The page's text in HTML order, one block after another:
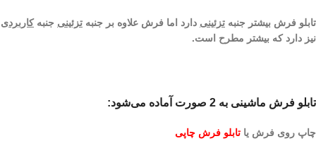
تابلو فرش بیشتر جنبه تزئینی دارد اما فرش علاوه بر جنبه تزئینی جنبهکاربردی
نیز دارد که بیشتر مطرح است.
تابلو فرش ماشینی به 2 صورت آماده می‌شود:
چاپ روی فرش یا تابلو فرش چاپی